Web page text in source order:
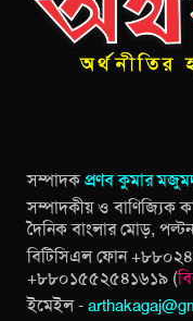
সম্পাদকপ্রণব কুমার
সম্পাদকীয় ও বাণিজ্যিক
দৈনিক বাংলার মোড়,
বিটিসিএল ফোন
+৮৮০১৫৫২৫৪১৬১৯ (
ইমেইল -